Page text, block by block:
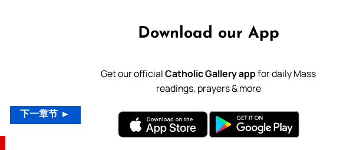
下一章节 ►
Download our App
Get our officialCatholic Gallery appfor daily Mass
readings, prayers & more